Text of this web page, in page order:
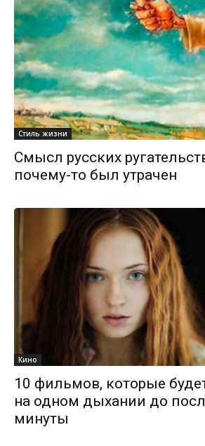
Стиль жизни
Смысл русских
почему-то был утрачен
Кино
10 фильмов, которые
на одном дыхании до
минуты